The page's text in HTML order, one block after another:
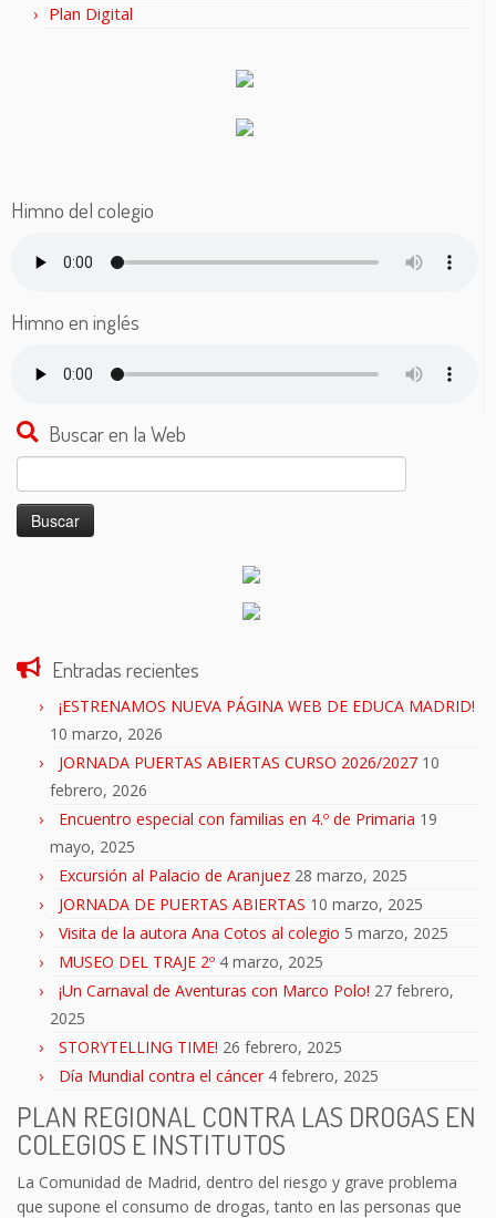
Plan Digital
Himno del colegio
Himno en inglés
Buscar en la Web
Buscar:
Entradas recientes
¡ESTRENAMOS NUEVA PÁGINA WEB DE EDUCA MADRID!
10 marzo, 2026
JORNADA PUERTAS ABIERTAS CURSO 2026/2027 10
febrero, 2026
Encuentro especial con familias en 4.º de Primaria 19
mayo, 2025
Excursión al Palacio de Aranjuez 28 marzo, 2025
JORNADA DE PUERTAS ABIERTAS 10 marzo, 2025
Visita de la autora Ana Cotos al colegio 5 marzo, 2025
MUSEO DEL TRAJE 2º 4 marzo, 2025
¡Un Carnaval de Aventuras con Marco Polo! 27 febrero,
2025
STORYTELLING TIME! 26 febrero, 2025
Día Mundial contra el cáncer 4 febrero, 2025
PLAN REGIONAL CONTRA LAS DROGAS EN
COLEGIOS E INSTITUTOS
La Comunidad de Madrid, dentro del riesgo y grave problema
que supone el consumo de drogas, tanto en las personas que